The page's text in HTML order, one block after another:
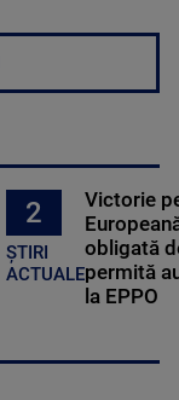
2
ȘTIRI
ACTUALE
Victorie
obligată
permită
la EPPO